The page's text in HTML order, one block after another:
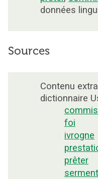
données
Sources
Contenu
dictionnaire
foi
ivrogne
prêter
serment